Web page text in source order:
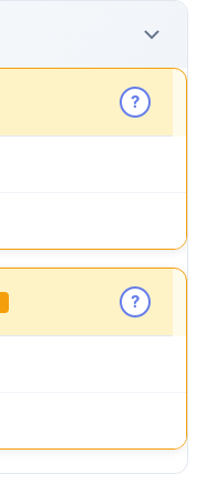
?
?